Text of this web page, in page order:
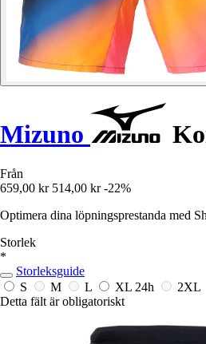
Mizuno
Från
659,00 kr 514,00 kr -22%
Optimera dina löpningsprestanda med
Storlek
*
Storleksguide
S
M L XL 24h
2XL
Detta fält är obligatoriskt